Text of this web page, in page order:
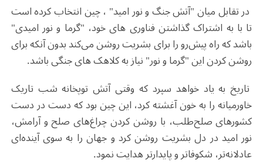
در تقابل میان "آتش جنگ و نور امید" ، چین انتخاب کرده است
تا با به اشتراک گذاشتن فناوری های خود، "گرما و نور امیدی"
باشد که راه پیش‌رو را برای بشریت روشن می‌کند بدون آنکه برای
روشن کردن این "گرما و نور" نیاز به کلاهک های جنگی باشد.
تاریخ به یاد خواهد سپرد که وقتی آتش توپخانه شب تاریک
خاورمیانه را به خون آغشته کرد، این چین بود که دست در دست
کشورهای صلح‌طلب، با روشن کردن چراغ‌های صلح و آرامش،
نور امید در دل بشریت روشن کرد و جهان را به سوی آینده‌ای
عادلانه‌تر، شکوفاتر و پایدارتر هدایت نمود.